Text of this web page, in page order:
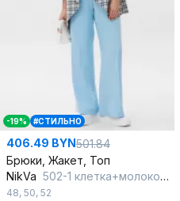
-19% #СТИЛЬНО
406.49 BYN501.84
Брюки, Жакет, Топ
NikVa 502-1 клетка+молоко+голобой
48, 50, 52